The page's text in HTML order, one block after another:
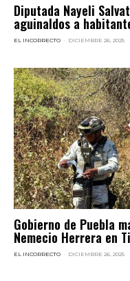
Diputada Nayeli
aguinaldos a
EL INCORRECTO - DICIEMBRE 26, 2025
Gobierno de Puebla
Nemecio Herrera en
EL INCORRECTO - DICIEMBRE 26, 2025